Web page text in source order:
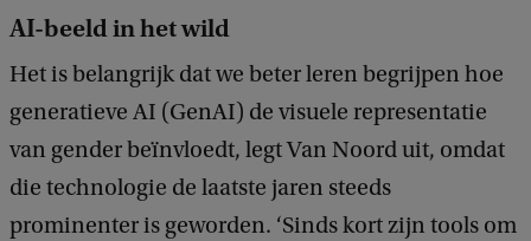
AI-beeld in het wild
Het is belangrijk dat we beter leren begrijpen hoe
generatieve AI (GenAI) de visuele representatie
van gender beïnvloedt, legt Van Noord uit, omdat
die technologie de laatste jaren steeds
prominenter is geworden. ‘Sinds kort zijn tools om